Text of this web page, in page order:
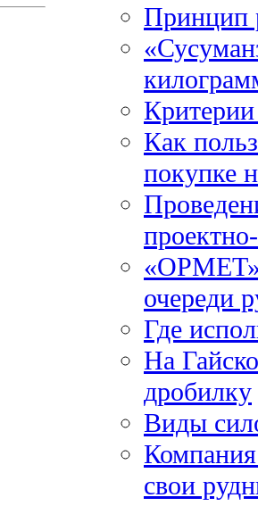
Принцип
Как
покупке
«ОРМЕТ»
очереди
Где
На
дробилку
Виды
свои